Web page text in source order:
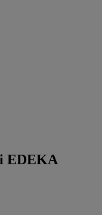
EDEKA